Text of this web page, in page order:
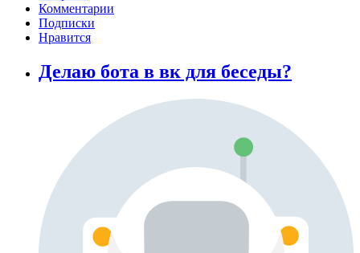
Комментарии
Подписки
Нравится
Делаю бота в вк для беседы?